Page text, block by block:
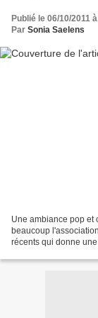
Publié le 06/10/2011
Par Sonia Saelens
Une ambiance pop et
beaucoup
récents qui donne